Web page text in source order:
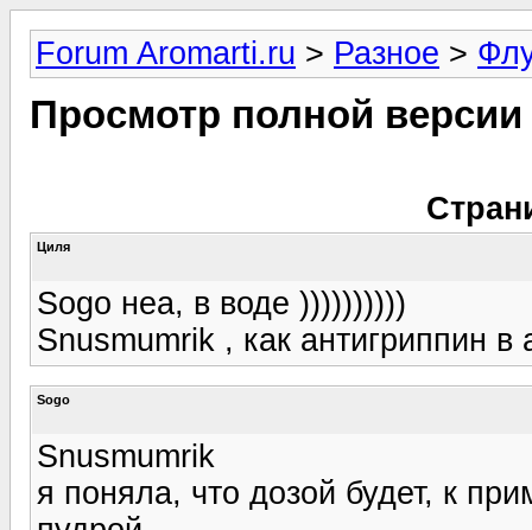
Forum Aromarti.ru > Разное >
Просмотр полной
Циля
Sogo неа, в воде ))))))))))
Snusmumrik , как антигриппин
Sogo
Snusmumrik
я поняла, что дозой будет, к